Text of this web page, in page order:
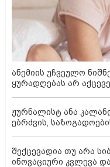
ანემიის უჩვეულო
ყურადღებას არ
ჟურნალისტ ანა
ებრძვის,
შექცევადია თუ არა
ინოვაციური კვლევა